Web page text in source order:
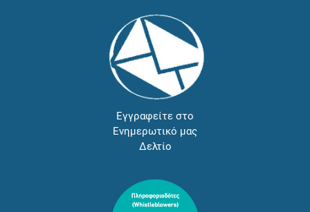
Εγγραφείτε στο
Ενημερωτικό μας
Δελτίο